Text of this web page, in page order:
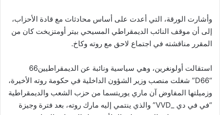
وأشارت الورقة، التي أعدت على أساس محادثات مع قادة الأحزاب،
إلى أن موقف النائب الديمقراطي المسيحي بيتر أومتزيخت كان من
المقرر مناقشته في اجتماع لاحق مع روته وكاخ.
استقالت أولونغرين، وهي سياسية ونائبة عن الديمقراطيين66
“D66” شغلت منصب وزير الشؤون الداخلية في حكومة روته الأخيرة،
وزميلتها المفاوض آن ماري يوريتسما من حزب الشعب والديمقراطية
“في في دي _VVD” والذي ينتمي إليه مارك روته، بعد فترة وجيزة